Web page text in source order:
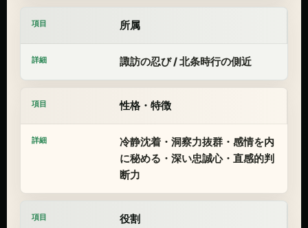
所属
諏訪の忍び / 北条時行の側近
性格・特徴
冷静沈着・洞察力抜群・感情を内
に秘める・深い忠誠心・直感的判
断力
役割